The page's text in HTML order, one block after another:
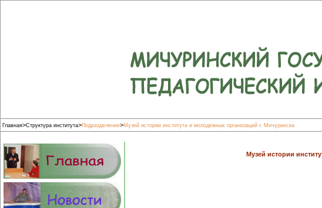
Главная>Структура института>Подразделение>Музей истории института и молодежных организаций г. Мичуринска
Музей истории